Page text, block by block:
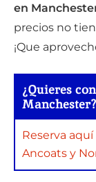
en
precios no
¡Que
¿Quieres
Manchester?
Reserva
Ancoats y